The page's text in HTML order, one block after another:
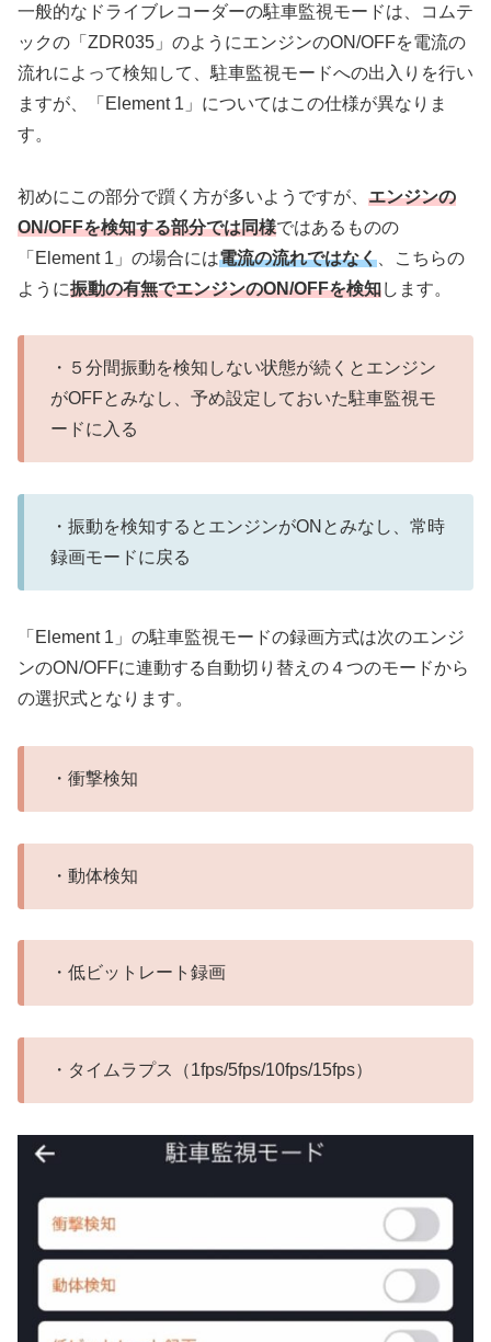
一般的なドライブレコーダーの駐車監視モードは、コムテ
ックの「ZDR035」のようにエンジンのON/OFFを電流の
流れによって検知して、駐車監視モードへの出入りを行い
ますが、「Element 1」についてはこの仕様が異なりま
す。
初めにこの部分で躓く方が多いようですが、 エンジンの
ON/OFFを検知する部分では同様ではあるものの
「Element 1」の場合には電流の流れではなく 、こちらの
ように振動の有無でエンジンのON/OFFを検知します。
・５分間振動を検知しない状態が続くとエンジン
がOFFとみなし、予め設定しておいた駐車監視モ
ードに入る
・振動を検知するとエンジンがONとみなし、常時
録画モードに戻る
「Element 1」の駐車監視モードの録画方式は次のエンジ
ンのON/OFFに連動する自動切り替えの４つのモードから
の選択式となります。
・衝撃検知
・動体検知
・低ビットレート録画
・タイムラプス（1fps/5fps/10fps/15fps）